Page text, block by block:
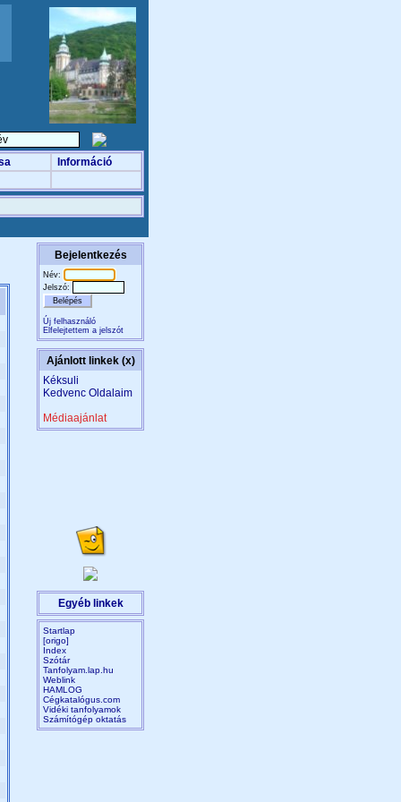
Információ
Bejelentkezés
Név:
Jelszó:
Új felhasználó
Elfelejtettem a jelszót
Ajánlott linkek (x)
Kéksuli
Kedvenc Oldalaim
Médiaajánlat
Egyéb linkek
Startlap
[origo]
Index
Szótár
Tanfolyam.lap.hu
Weblink
HAMLOG
Cégkatalógus.com
Vidéki tanfolyamok
Számítógép oktatás